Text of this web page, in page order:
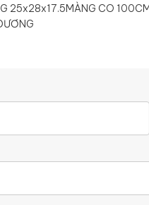
25x28x17.5MÀNG CO